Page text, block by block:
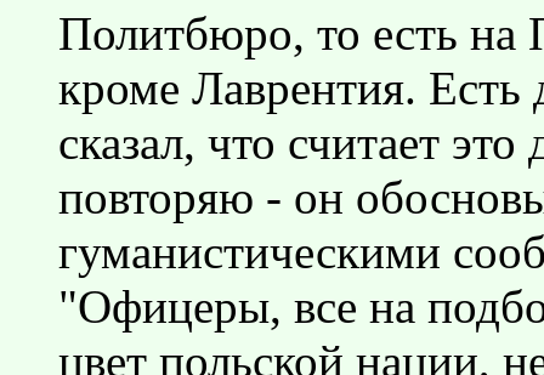
Политбюро, то есть на
кроме Лаврентия.
сказал, что считает
повторяю - он
гуманистическими
"Офицеры, все на
цвет польской нации,